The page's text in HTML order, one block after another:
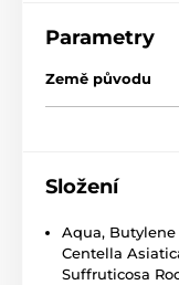
Parametry
Země původu
Složení
Aqua, Butylene
Centella
Suffruticosa